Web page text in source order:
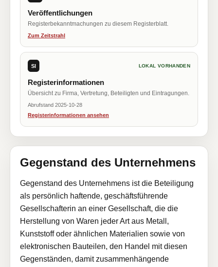
Veröffentlichungen
Registerbekanntmachungen zu diesem Registerblatt.
Zum Zeitstrahl
SI LOKAL VORHANDEN
Registerinformationen
Übersicht zu Firma, Vertretung, Beteiligten und Eintragungen.
Abrufstand 2025-10-28
Registerinformationen ansehen
Gegenstand des Unternehmens
Gegenstand des Unternehmens ist die Beteiligung
als persönlich haftende, geschäftsführende
Gesellschafterin an einer Gesellschaft, die die
Herstellung von Waren jeder Art aus Metall,
Kunststoff oder ähnlichen Materialien sowie von
elektronischen Bauteilen, den Handel mit diesen
Gegenständen, damit zusammenhängende